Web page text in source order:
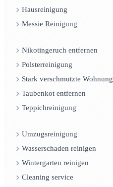
Hausreinigung
Messie Reinigung
Nikotingeruch entfernen
Polsterreinigung
Stark verschmutzte Wohnung
Taubenkot entfernen
Teppichreinigung
Umzugsreinigung
Wasserschaden reinigen
Wintergarten reinigen
Cleaning service